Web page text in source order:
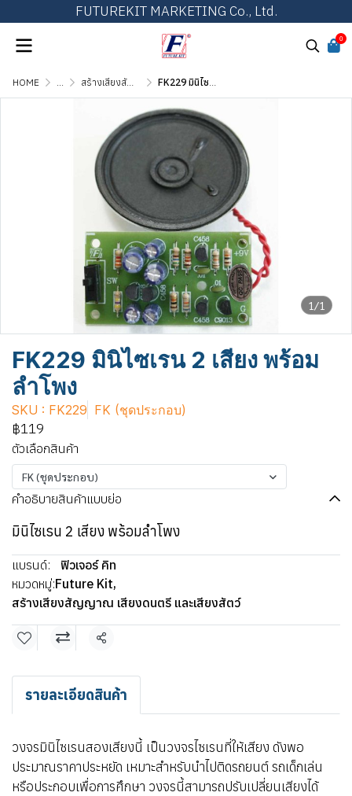
FUTUREKIT MARKETING Co., Ltd.
0
HOME ... สร้างเสียงสัญญาณ เสียงดนตรี และเสียงสัตว์ FK229 มินิไซเรน 2 เสียง พร้อมลำโพง
1/1
FK229 มินิไซเรน 2 เสียง พร้อม
ลำโพง
SKU : FK229 FK (ชุดประกอบ)
฿119
ตัวเลือกสินค้า
FK (ชุดประกอบ)
คำอธิบายสินค้าแบบย่อ
มินิไซเรน 2 เสียง พร้อมลำโพง
แบรนด์:
ฟิวเจอร์ คิท
หมวดหมู่:Future Kit,
สร้างเสียงสัญญาณ เสียงดนตรี และเสียงสัตว์
แชร์
รายละเอียดสินค้า
วงจรมินิไซเรนสองเสียงนี้ เป็นวงจรไซเรนที่ให้เสียง ดังพอ
ประมาณราคาประหยัด เหมาะสำหรับนำไปติดรถยนต์ รถเด็กเล่น
หรือประกอบเพื่อการศึกษา วงจรนี้สามารถปรับเปลี่ยนเสียงได้